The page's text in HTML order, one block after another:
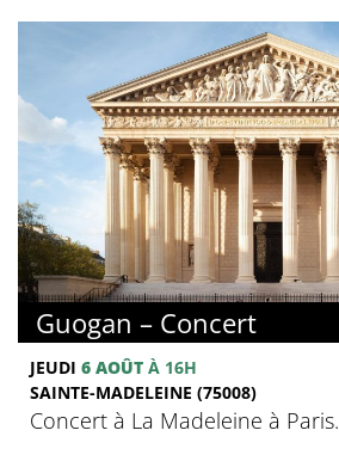
Guogan – Concert
JEUDI 6 AOÛT À 16H
SAINTE-MADELEINE (75008)
Concert à La Madeleine à Paris.